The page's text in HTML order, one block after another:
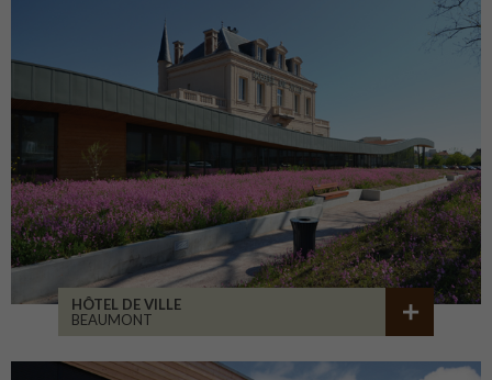
HÔTEL DE VILLE
BEAUMONT